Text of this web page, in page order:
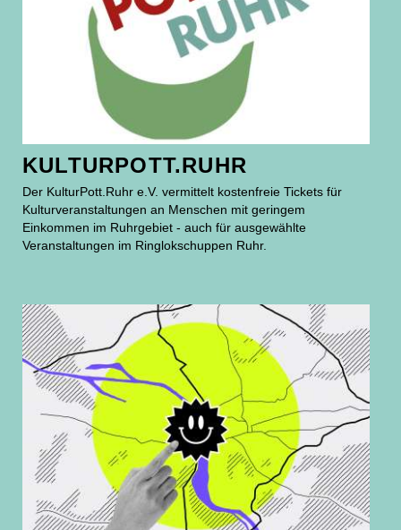
KULTURPOTT.RUHR
Der KulturPott.Ruhr e.V. vermittelt kostenfreie Tickets für
Kulturveranstaltungen an Menschen mit geringem
Einkommen im Ruhrgebiet - auch für ausgewählte
Veranstaltungen im Ringlokschuppen Ruhr.